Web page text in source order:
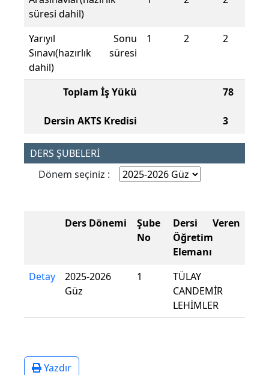
süresi dahil)
Yarıyıl Sonu
Sınavı(hazırlık süresi
dahil)
1 2 2
Toplam İş Yükü
Dersin AKTS Kredisi
78
3
DERS ŞUBELERİ
Dönem seçiniz :
Ders Dönemi
Şube
No
Dersi Veren
Öğretim
Elemanı
Detay
2025-2026
Güz
1
TÜLAY
CANDEMİR
LEHİMLER
Yazdır